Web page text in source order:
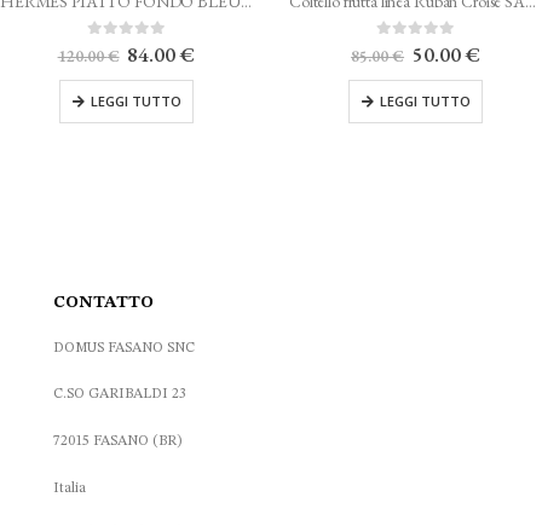
€.
€Il
attuale
è:
84.00 €. 85.00 €.
€Il
attuale
è:
50.00 €.
CONTATTO
DOMUS FASANO SNC
C.SO GARIBALDI 23
72015 FASANO (BR)
Italia